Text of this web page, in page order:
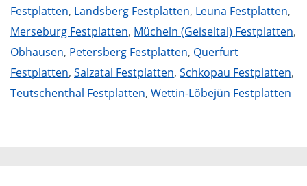
Festplatten, Landsberg Festplatten, Leuna Festplatten,
Merseburg Festplatten, Mücheln (Geiseltal) Festplatten,
Obhausen, Petersberg Festplatten, Querfurt
Festplatten, Salzatal Festplatten, Schkopau Festplatten,
Teutschenthal Festplatten, Wettin-Löbejün Festplatten